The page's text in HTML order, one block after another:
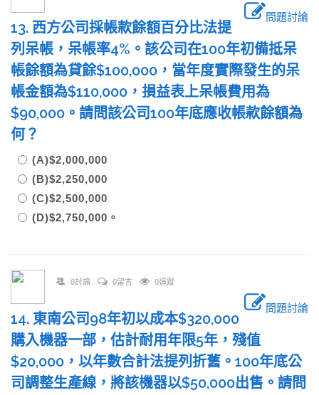
問題討論
13. 西方公司採帳款餘額百分比法提
列呆帳，呆帳率4%。該公司在100年初備抵呆
帳餘額為貸餘$100,000，當年度實際發生的呆
帳金額為$110,000，損益表上呆帳費用為
$90,000。請問該公司100年底應收帳款餘額為
何？
(A)$2,000,000
(B)$2,250,000
(C)$2,500,000
(D)$2,750,000。
0討論 0留言 0追蹤
問題討論
14. 東南公司98年初以成本$320,000
購入機器一部，估計耐用年限5年，殘值
$20,000，以年數合計法提列折舊。100年底公
司調整生產線，將該機器以$50,000出售。請問